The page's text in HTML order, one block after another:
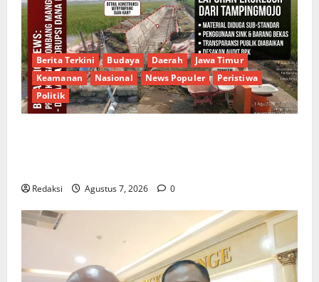
Berita Terkini Budaya Daerah
Jawa Timur
Keamanan
Nasional News Populer
Peristiwa
Politik
Redaksi Agustus 7, 2026 0